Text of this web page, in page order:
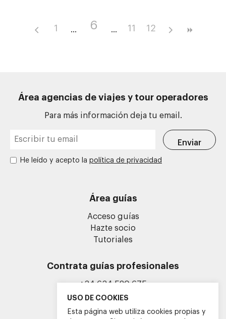
1 6 11 12
Área agencias de viajes y tour operadores
Para más información deja tu email.
He leído y acepto la política de privacidad
Área guías
Acceso guías
Hazte socio
Tutoriales
Contrata guías profesionales
+34 634 580 675
info@guiasoficialescv.com
USO DE COOKIES
Esta página web utiliza cookies propias y